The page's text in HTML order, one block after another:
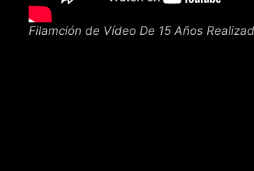
Filamción de Vídeo De 15 Años